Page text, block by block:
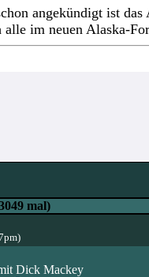
angekündigt ist
im neuen Alaska-
mal)
Dick Mackey